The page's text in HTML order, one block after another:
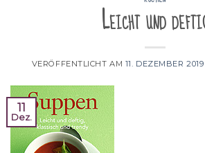
Leicht und
VERÖFFENTLICHT AM 11. DEZEMBER 2019
11
Dez.